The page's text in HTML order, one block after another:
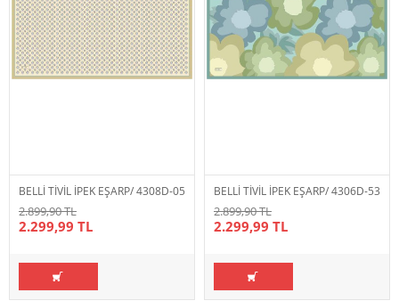
BELLİ TİVİL İPEK EŞARP/ 4308D-05
2.899,90 TL
2.299,99 TL
BELLİ TİVİL İPEK EŞARP/ 4306D-53
2.899,90 TL
2.299,99 TL